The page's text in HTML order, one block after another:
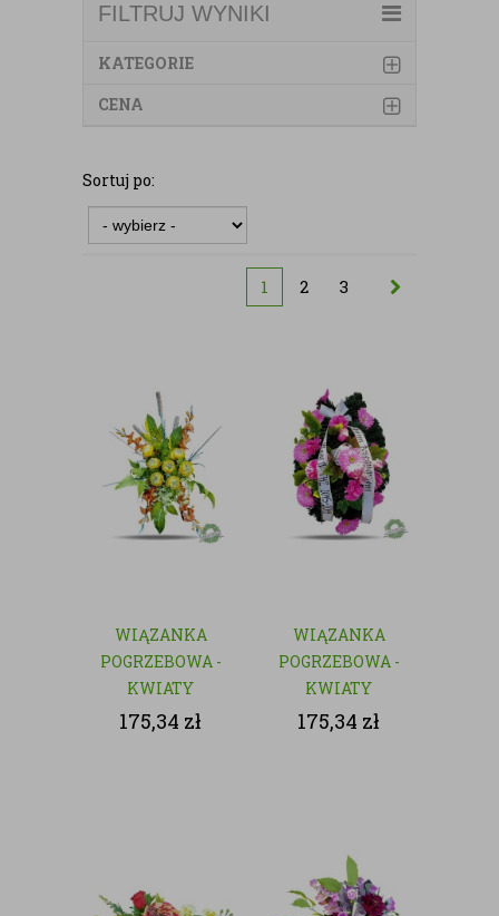
FILTRUJ WYNIKI
KATEGORIE
CENA
Sortuj po:
1 2 3
WIĄZANKA
POGRZEBOWA -
KWIATY
SZTUCZNE
175,34 zł
WIĄZANKA
POGRZEBOWA -
KWIATY
SZTUCZNE
175,34 zł